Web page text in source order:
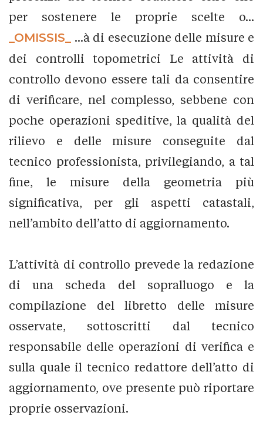
per sostenere le proprie scelte o...
_OMISSIS_
...à di esecuzione delle misure e
dei controlli topometrici Le attività di
controllo devono essere tali da consentire
di verificare, nel complesso, sebbene con
poche operazioni speditive, la qualità del
rilievo e delle misure conseguite dal
tecnico professionista, privilegiando, a tal
fine, le misure della geometria più
significativa, per gli aspetti catastali,
nell’ambito dell’atto di aggiornamento.
L’attività di controllo prevede la redazione
di una scheda del sopralluogo e la
compilazione del libretto delle misure
osservate, sottoscritti dal tecnico
responsabile delle operazioni di verifica e
sulla quale il tecnico redattore dell’atto di
aggiornamento, ove presente può riportare
proprie osservazioni.